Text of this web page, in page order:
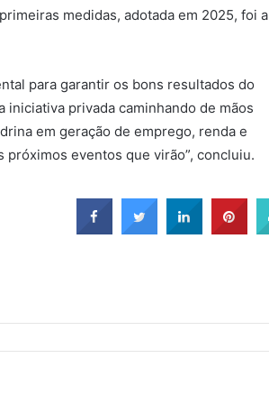
medidas, adotada em 2025, foi a
para garantir os bons resultados do
privada caminhando de mãos
em geração de emprego, renda e
eventos que virão”, concluiu.